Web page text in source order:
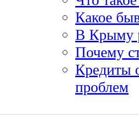
Какое
В Крыму
Почему
Кредиты
проблем